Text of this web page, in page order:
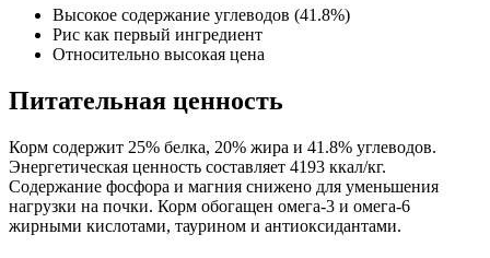
Высокое содержание углеводов (41.8%)
Рис как первый ингредиент
Относительно высокая цена
Питательная ценность
Корм содержит 25% белка, 20% жира и 41.8% углеводов.
Энергетическая ценность составляет 4193 ккал/кг.
Содержание фосфора и магния снижено для уменьшения
нагрузки на почки. Корм обогащен омега-3 и омега-6
жирными кислотами, таурином и антиоксидантами.